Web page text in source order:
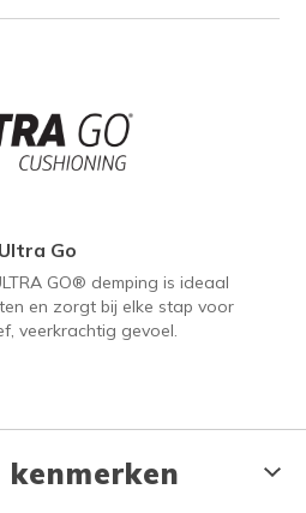
Ultra Go
GO® demping is ideaal
en zorgt bij elke stap voor
veerkrachtig gevoel.